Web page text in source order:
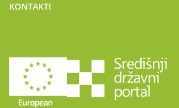
KONTAKTI